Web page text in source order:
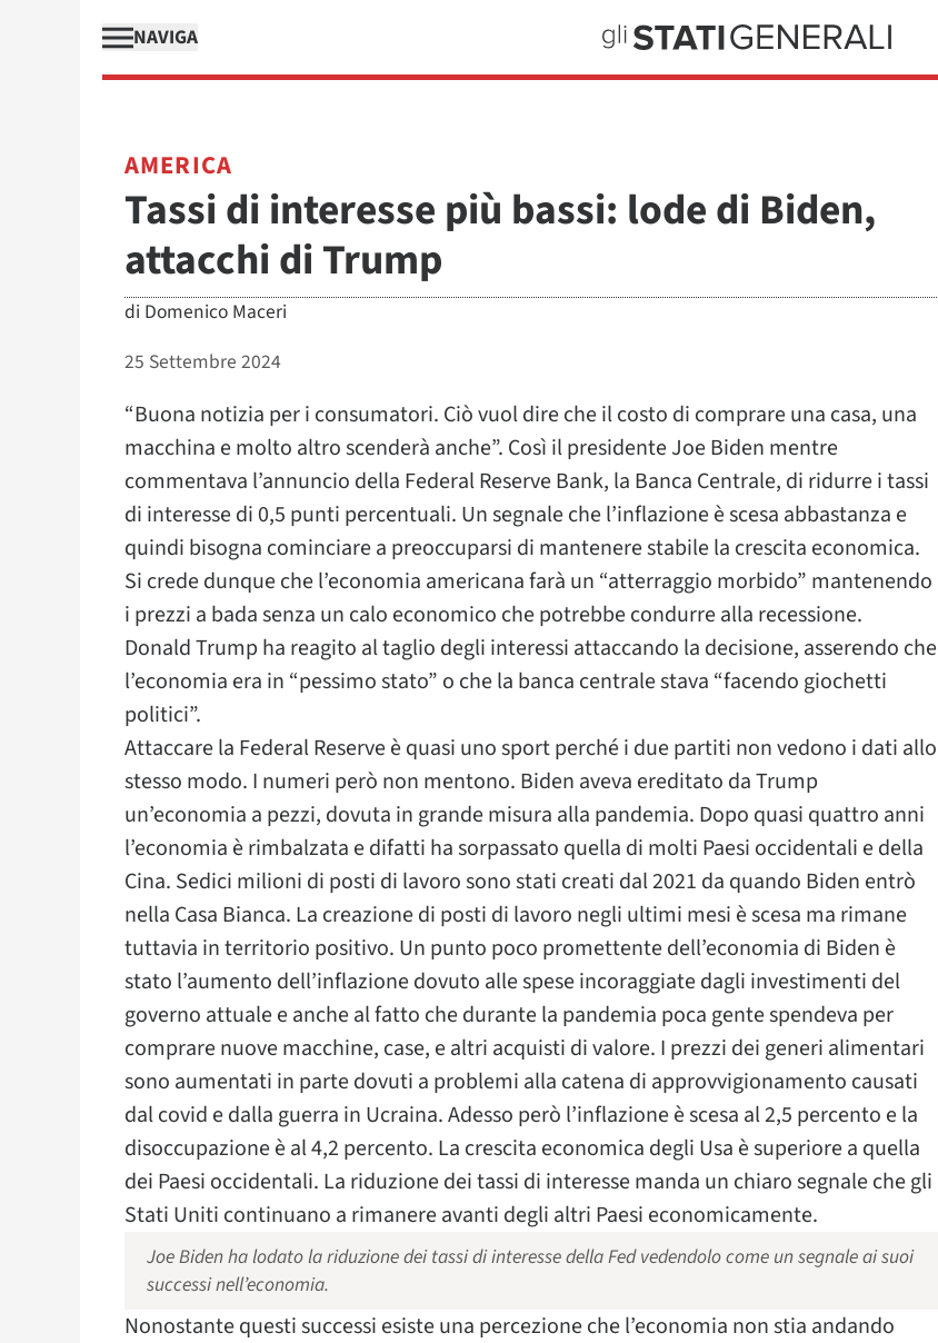
NAVIGA
AMERICA
Tassi di interesse più bassi: lode di Biden,
attacchi di Trump
di Domenico Maceri
25 Settembre 2024
“Buona notizia per i consumatori. Ciò vuol dire che il costo di comprare una casa, una
macchina e molto altro scenderà anche”. Così il presidente Joe Biden mentre
commentava l’annuncio della Federal Reserve Bank, la Banca Centrale, di ridurre i tassi
di interesse di 0,5 punti percentuali. Un segnale che l’inflazione è scesa abbastanza e
quindi bisogna cominciare a preoccuparsi di mantenere stabile la crescita economica.
Si crede dunque che l’economia americana farà un “atterraggio morbido” mantenendo
i prezzi a bada senza un calo economico che potrebbe condurre alla recessione.
Donald Trump ha reagito al taglio degli interessi attaccando la decisione, asserendo che
l’economia era in “pessimo stato” o che la banca centrale stava “facendo giochetti
politici”.
Attaccare la Federal Reserve è quasi uno sport perché i due partiti non vedono i dati allo
stesso modo. I numeri però non mentono. Biden aveva ereditato da Trump
un’economia a pezzi, dovuta in grande misura alla pandemia. Dopo quasi quattro anni
l’economia è rimbalzata e difatti ha sorpassato quella di molti Paesi occidentali e della
Cina. Sedici milioni di posti di lavoro sono stati creati dal 2021 da quando Biden entrò
nella Casa Bianca. La creazione di posti di lavoro negli ultimi mesi è scesa ma rimane
tuttavia in territorio positivo. Un punto poco promettente dell’economia di Biden è
stato l’aumento dell’inflazione dovuto alle spese incoraggiate dagli investimenti del
governo attuale e anche al fatto che durante la pandemia poca gente spendeva per
comprare nuove macchine, case, e altri acquisti di valore. I prezzi dei generi alimentari
sono aumentati in parte dovuti a problemi alla catena di approvvigionamento causati
dal covid e dalla guerra in Ucraina. Adesso però l’inflazione è scesa al 2,5 percento e la
disoccupazione è al 4,2 percento. La crescita economica degli Usa è superiore a quella
dei Paesi occidentali. La riduzione dei tassi di interesse manda un chiaro segnale che gli
Stati Uniti continuano a rimanere avanti degli altri Paesi economicamente.
Joe Biden ha lodato la riduzione dei tassi di interesse della Fed vedendolo come un segnale ai suoi
successi nell’economia.
Nonostante questi successi esiste una percezione che l’economia non stia andando